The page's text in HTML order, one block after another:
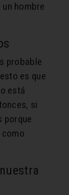
hombre
probable
es que
está
si
porque